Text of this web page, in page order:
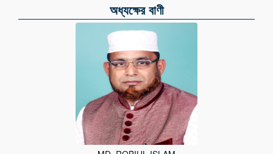
অধ্যক্ষের বাণী